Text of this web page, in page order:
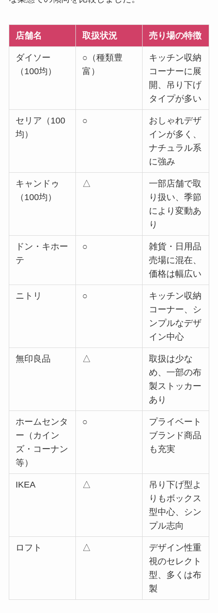
店舗名 取扱状況 売り場の特徴
ダイソー
（100均）
○（種類豊
富）
キッチン収納
コーナーに展
開、吊り下げ
タイプが多い
セリア（100
均）
○
おしゃれデザ
インが多く、
ナチュラル系
に強み
キャンドゥ
（100均）
△
一部店舗で取
り扱い、季節
により変動あ
り
ドン・キホー
テ
○
雑貨・日用品
売場に混在、
価格は幅広い
ニトリ ○
キッチン収納
コーナー、シ
ンプルなデザ
イン中心
無印良品 △
取扱は少な
め、一部の布
製ストッカー
あり
ホームセンタ
ー（カイン
ズ・コーナン
等）
○
プライベート
ブランド商品
も充実
IKEA △
吊り下げ型よ
りもボックス
型中心、シン
プル志向
ロフト △
デザイン性重
視のセレクト
型、多くは布
製